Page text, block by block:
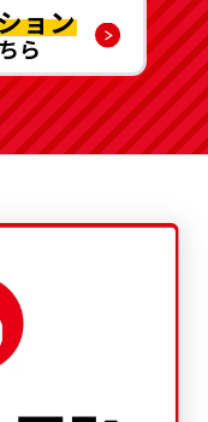
ョン
ら